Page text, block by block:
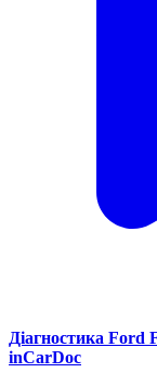
Діагностика Ford
inCarDoc